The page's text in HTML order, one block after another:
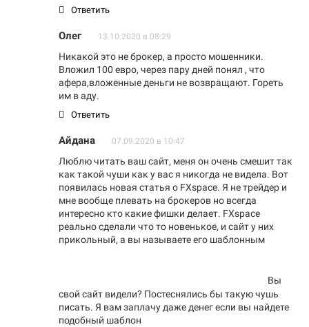
Ответить
Олег 13.10.2020 в 08:29
Никакой это не брокер, а просто мошенники.
Вложил 100 евро, через пару дней понял , что
афера,вложенные деньги не возвращают. Гореть
им в аду.
Ответить
Айдана 07.09.2020 в 10:47
Люблю читать ваш сайт, меня он очень смешит так
как такой чуши как у вас я никогда не видела. Вот
появилась новая статья о FXspace. Я не трейдер и
мне вообще плевать на брокеров но всегда
интересно кто какие фишки делает. FXspace
реально сделали что то новенькое, и сайт у них
прикольный, а вы называете его шаблонным
Вы
свой сайт видели? Постеснялись бы такую чушь
писать. Я вам заплачу даже денег если вы найдете
подобный шаблон